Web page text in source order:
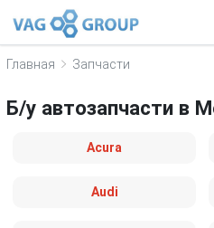
Главная Запчасти
Б/у автозапчасти в
Acura
Audi